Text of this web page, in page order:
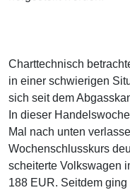
Charttechnisch
in einer schwierigen
sich seit dem
In dieser
Mal nach unten
Wochenschlusskurs
scheiterte Volkswagen
188 EUR. Seitdem